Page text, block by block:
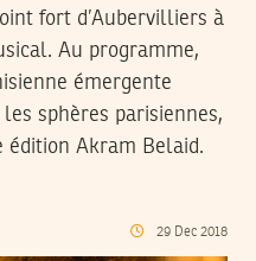
fort d’Aubervilliers à
Au programme,
émergente
sphères parisiennes,
Akram Belaid.
29 Dec 2018